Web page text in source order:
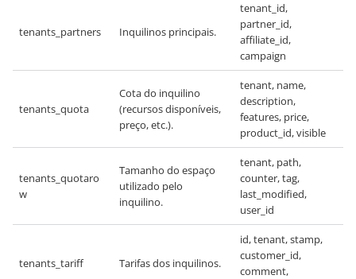
tenants_partners Inquilinos principais.
tenant_id,
partner_id,
affiliate_id,
campaign
tenants_quota
Cota do inquilino
(recursos disponíveis,
preço, etc.).
tenant, name,
description,
features, price,
product_id, visible
tenants_quotaro
w
Tamanho do espaço
utilizado pelo
inquilino.
tenant, path,
counter, tag,
last_modified,
user_id
tenants_tariff Tarifas dos inquilinos.
id, tenant, stamp,
customer_id,
comment,